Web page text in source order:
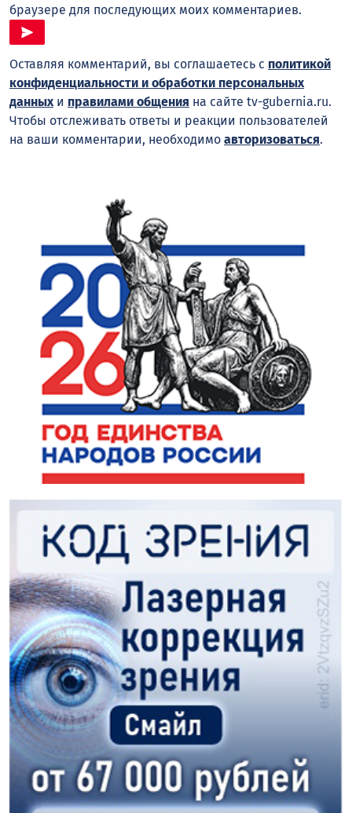
браузере для последующих моих комментариев.
Оставляя комментарий, вы соглашаетесь с политикой
конфиденциальности и обработки персональных
данныхи правилами общения на сайте tv-gubernia.ru.
Чтобы отслеживать ответы и реакции пользователей
на ваши комментарии, необходимо авторизоваться.